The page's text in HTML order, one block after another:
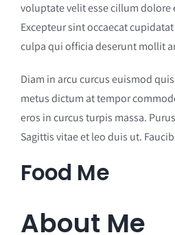
voluptate velit esse cillum dolore
Excepteur sint occaecat
culpa qui officia deserunt mollit
Diam in arcu curcus euismod
metus dictum at tempor
eros in curcus turpis massa.
Sagittis vitae et leo duis ut.
Food Me
About Me